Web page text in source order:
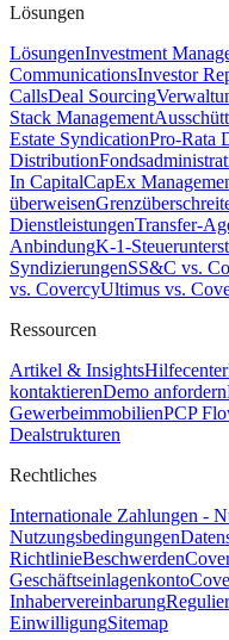
Lösungen
LösungenInvestment
CommunicationsInvestor
CallsDeal Sourcing
Stack Management
Estate SyndicationPro-Rata
Distribution
In CapitalCapEx
überweisen
DienstleistungenTransfer-
AnbindungK-1-
SyndizierungenSS&C vs.
vs. CovercyUltimus vs.
Ressourcen
Artikel & InsightsHilfecenter
kontaktierenDemo anfordern
GewerbeimmobilienPCP
Dealstrukturen
Rechtliches
Internationale Zahlungen -
Nutzungsbedingungen
RichtlinieBeschwerden
Geschäftseinlagenkonto
Inhabervereinbarung
EinwilligungSitemap